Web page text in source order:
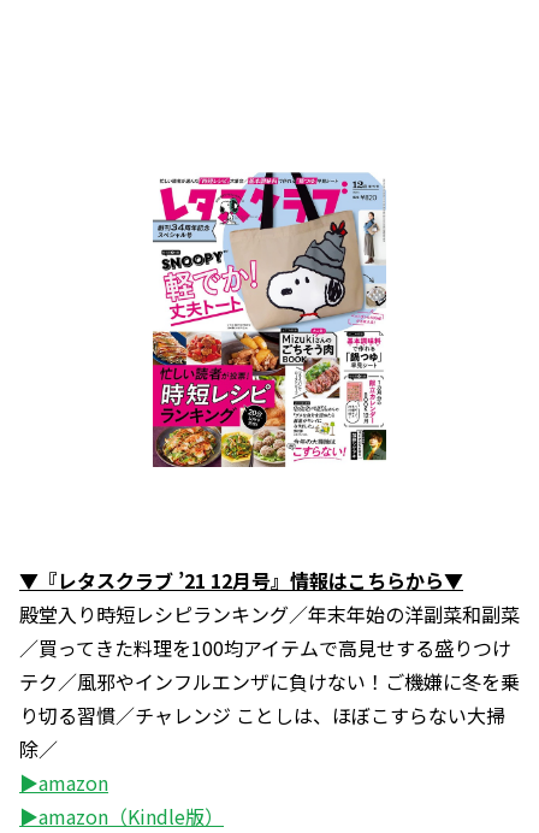
▼『レタスクラブ ’21 12月号』情報はこちらから▼
殿堂入り時短レシピランキング／年末年始の洋副菜和副菜
／買ってきた料理を100均アイテムで高見せする盛りつけ
テク／風邪やインフルエンザに負けない！ご機嫌に冬を乗
り切る習慣／チャレンジ ことしは、ほぼこすらない大掃
除／
▶amazon
▶amazon（Kindle版）